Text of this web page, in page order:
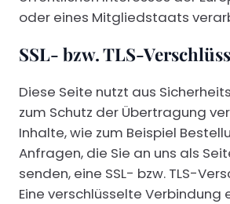
oder eines Mitgliedstaats
SSL- bzw. TLS-
Diese Seite nutzt aus
zum Schutz der Übertragung
Inhalte, wie zum Beispiel
Anfragen, die Sie an uns als
senden, eine SSL- bzw. TLS-
Eine verschlüsselte Verbindung